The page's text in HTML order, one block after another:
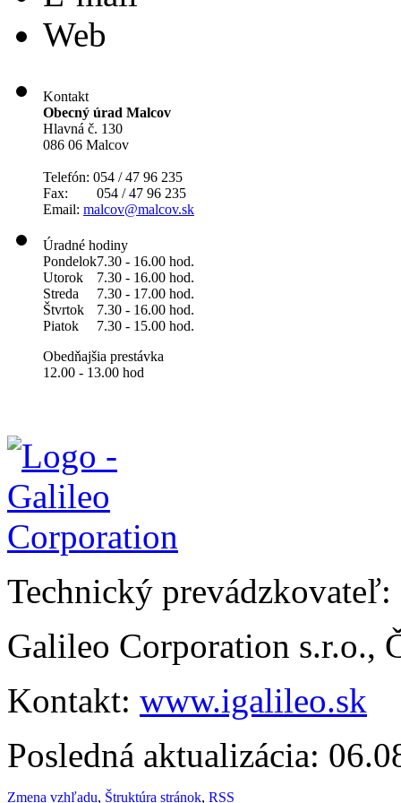
Web
Kontakt
Obecný úrad Malcov
Hlavná č. 130
086 06 Malcov
Telefón: 054 / 47 96 235
Fax: 054 / 47 96 235
Email: malcov@malcov.sk
Úradné hodiny
Pondelok7.30 - 16.00 hod.
Utorok
7.30 - 16.00 hod.
Streda
7.30 - 17.00 hod.
Štvrtok
7.30 - 16.00 hod.
Piatok
7.30 - 15.00 hod.
Obedňajšia prestávka
12.00 - 13.00 hod
Technický prevádzkovateľ:
Galileo Corporation s.r.o.,
Kontakt: www.igalileo.sk
Posledná aktualizácia:
Zmena vzhľadu, Štruktúra stránok, RSS